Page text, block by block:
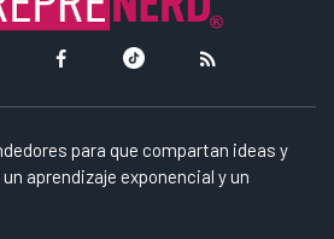
para que compartan ideas y
aprendizaje exponencial y un